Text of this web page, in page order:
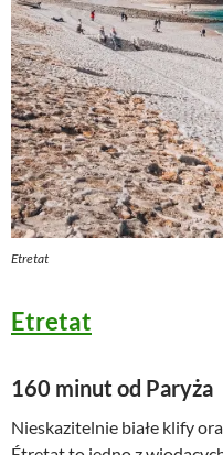
Etretat
Etretat
160 minut od Paryża
Nieskazitelnie białe klify